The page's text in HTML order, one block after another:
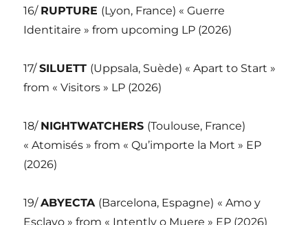
16/ RUPTURE (Lyon, France) « Guerre
Identitaire » from upcoming LP (2026)
17/SILUETT (Uppsala, Suède) « Apart to Start »
from « Visitors » LP (2026)
18/ NIGHTWATCHERS (Toulouse, France)
« Atomisés » from « Qu’importe la Mort » EP
(2026)
19/ABYECTA (Barcelona, Espagne) « Amo y
Esclavo » from « Intently o Muere » EP (2026)